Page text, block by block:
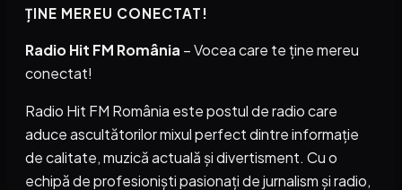
ȚINE MEREU CONECTAT!
Radio Hit FM România – Vocea care te ține mereu
conectat!
Radio Hit FM România este postul de radio care
aduce ascultătorilor mixul perfect dintre informație
de calitate, muzică actuală și divertisment. Cu o
echipă de profesioniști pasionați de jurnalism și radio,